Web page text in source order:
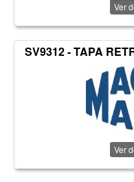
Ver
SV9312 - TAPA
Ver